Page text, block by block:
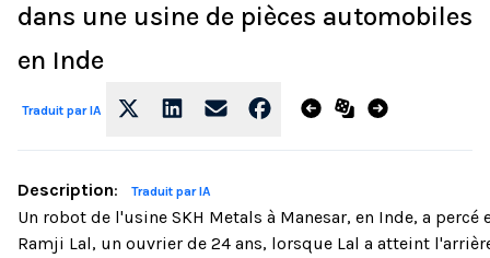
dans une usine de pièces automobiles
en Inde
Traduit par IA
Description: Traduit par IA
Un robot de l'usine SKH Metals à Manesar, en Inde, a percé
Ramji Lal, un ouvrier de 24 ans, lorsque Lal a atteint